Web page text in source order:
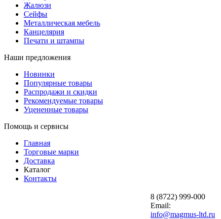
Жалюзи
Сейфы
Металлическая мебель
Канцелярия
Печати и штампы
Наши предложения
Новинки
Популярные товары
Распродажи и скидки
Рекомендуемые товары
Уцененные товары
Помощь и сервисы
Главная
Торговые марки
Доставка
Каталог
Контакты
8 (8722) 999-000
Email:
info@magmus-ltd.ru